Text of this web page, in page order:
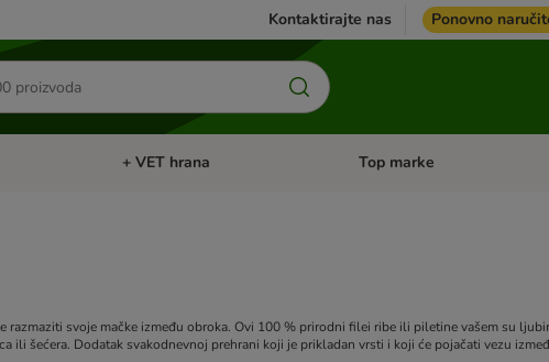
Kontaktirajte nas Ponovno
Male životinjePregled kategorija: Ptice
+ VET hrana Pregled kategorija: + VET hrana
Top marke
razmaziti svoje mačke između obroka. Ovi 100 % prirodni filei ribe ili piletine vašem su
ili šećera. Dodatak svakodnevnoj prehrani koji je prikladan vrsti i koji će pojačati vezu